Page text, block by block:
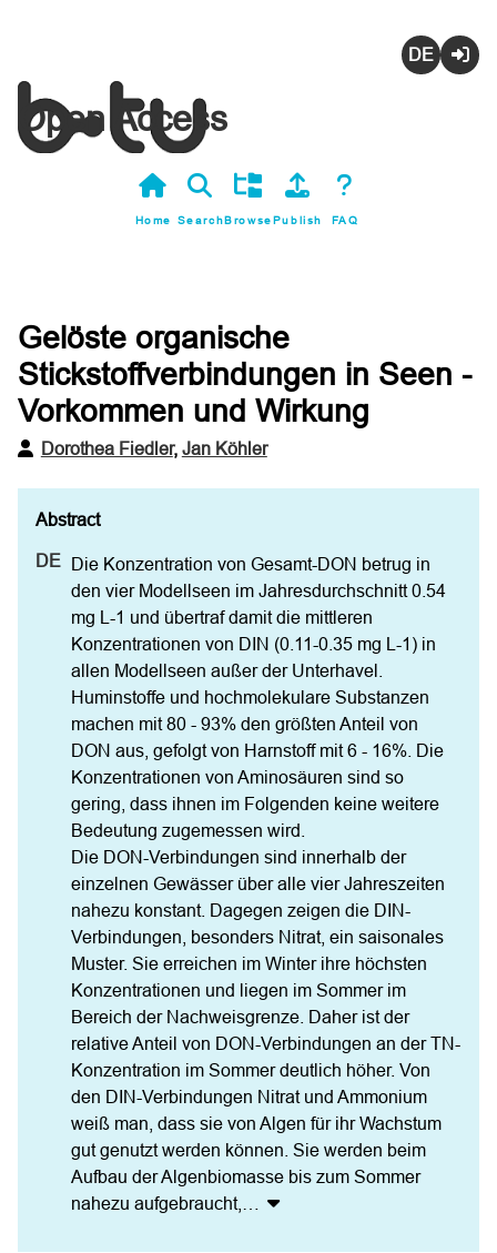
Open Access
Home SearchBrowsePublish FAQ
Gelöste organische
Stickstoffverbindungen in Seen -
Vorkommen und Wirkung
Dorothea Fiedler, Jan Köhler
Die Konzentration von Gesamt-DON betrug in
den vier Modellseen im Jahresdurchschnitt 0.54
mg L-1 und übertraf damit die mittleren
Konzentrationen von DIN (0.11-0.35 mg L-1) in
allen Modellseen außer der Unterhavel.
Huminstoffe und hochmolekulare Substanzen
machen mit 80 - 93% den größten Anteil von
DON aus, gefolgt von Harnstoff mit 6 - 16%. Die
Konzentrationen von Aminosäuren sind so
gering, dass ihnen im Folgenden keine weitere
Bedeutung zugemessen wird.
Die DON-Verbindungen sind innerhalb der
einzelnen Gewässer über alle vier Jahreszeiten
nahezu konstant. Dagegen zeigen die DIN-
Verbindungen, besonders Nitrat, ein saisonales
Muster. Sie erreichen im Winter ihre höchsten
Konzentrationen und liegen im Sommer im
Bereich der Nachweisgrenze. Daher ist der
relative Anteil von DON-Verbindungen an der TN-
Konzentration im Sommer deutlich höher. Von
den DIN-Verbindungen Nitrat und Ammonium
weiß man, dass sie von Algen für ihr Wachstum
gut genutzt werden können. Sie werden beim
Aufbau der Algenbiomasse bis zum Sommer
nahezu aufgebraucht,